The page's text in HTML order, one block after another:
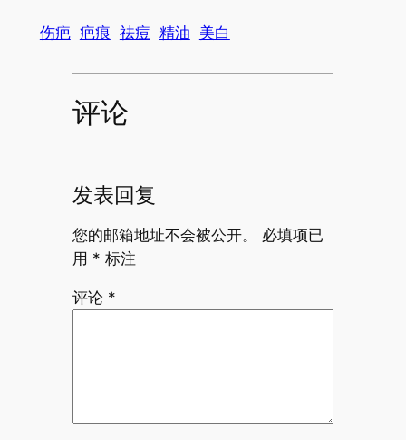
伤疤 疤痕 祛痘 精油 美白
评论
发表回复
您的邮箱地址不会被公开。
必填项已
用 * 标注
评论 *